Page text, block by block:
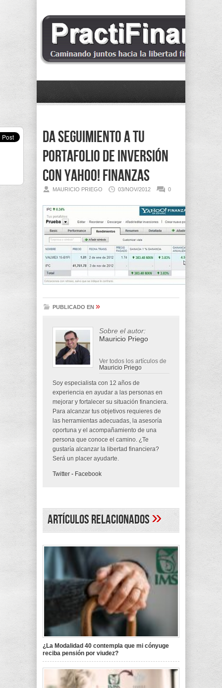
Da seguimiento a tu
Portafolio de Inversión
con Yahoo! Finanzas
MAURICIO PRIEGO 03/NOV/2012 0
PUBLICADO EN »
Sobre el autor:
Mauricio Priego
Ver todos los artículos de
Mauricio Priego
Soy especialista con 12 años de
experiencia en ayudar a las personas en
mejorar y fortalecer su situación financiera.
Para alcanzar tus objetivos requieres de
las herramientas adecuadas, la asesoría
oportuna y el acompañamiento de una
persona que conoce el camino. ¿Te
gustaría alcanzar la libertad financiera?
Será un placer ayudarte.
Twitter - Facebook
Artículos Relacionados»
¿La Modalidad 40 contempla que mi cónyuge
reciba pensión por viudez?